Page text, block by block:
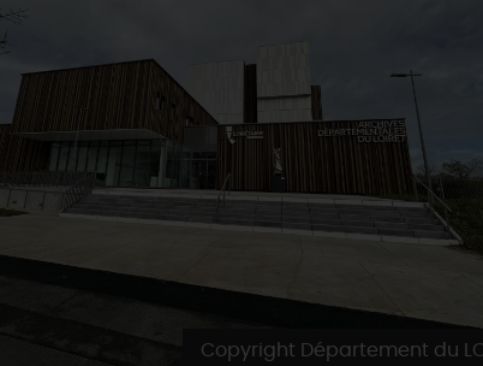
Copyright Département du